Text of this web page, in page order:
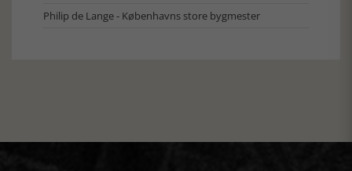
Philip de Lange - Københavns store bygmester